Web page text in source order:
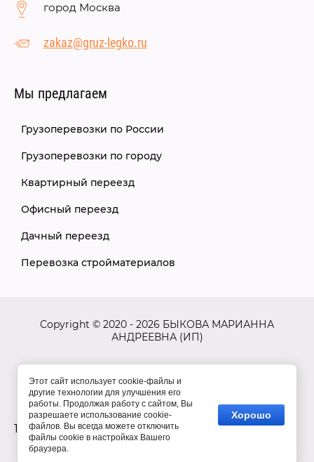
Мы предлагаем
Грузоперевозки по России
Грузоперевозки по городу
Квартирный переезд
Офисный переезд
Дачный переезд
Перевозка стройматериалов
zakaz@gruz-legko.ru
город Москва
Copyright © 2020 - 2026 БЫКОВА МАРИАННА
АНДРЕЕВНА (ИП)
gtag('config', 'UA-
198276844-1');
Этот сайт использует cookie-файлы и
другие технологии для улучшения его
работы. Продолжая работу с сайтом, Вы
разрешаете использование cookie-
файлов. Вы всегда можете отключить
файлы cookie в настройках Вашего
браузера.
Хорошо